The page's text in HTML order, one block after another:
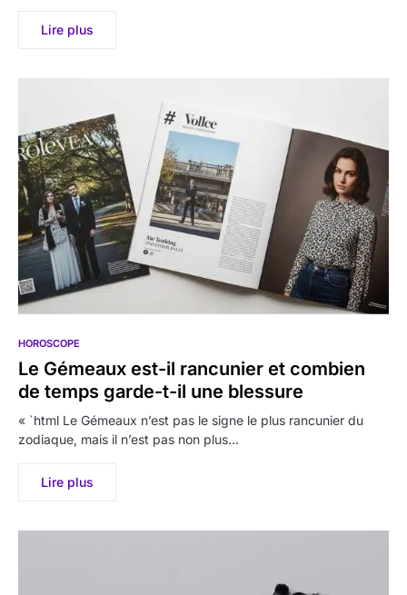
Lire plus
HOROSCOPE
Le Gémeaux est-il rancunier et combien
de temps garde-t-il une blessure
« `html Le Gémeaux n’est pas le signe le plus rancunier du
zodiaque, mais il n’est pas non plus…
Lire plus